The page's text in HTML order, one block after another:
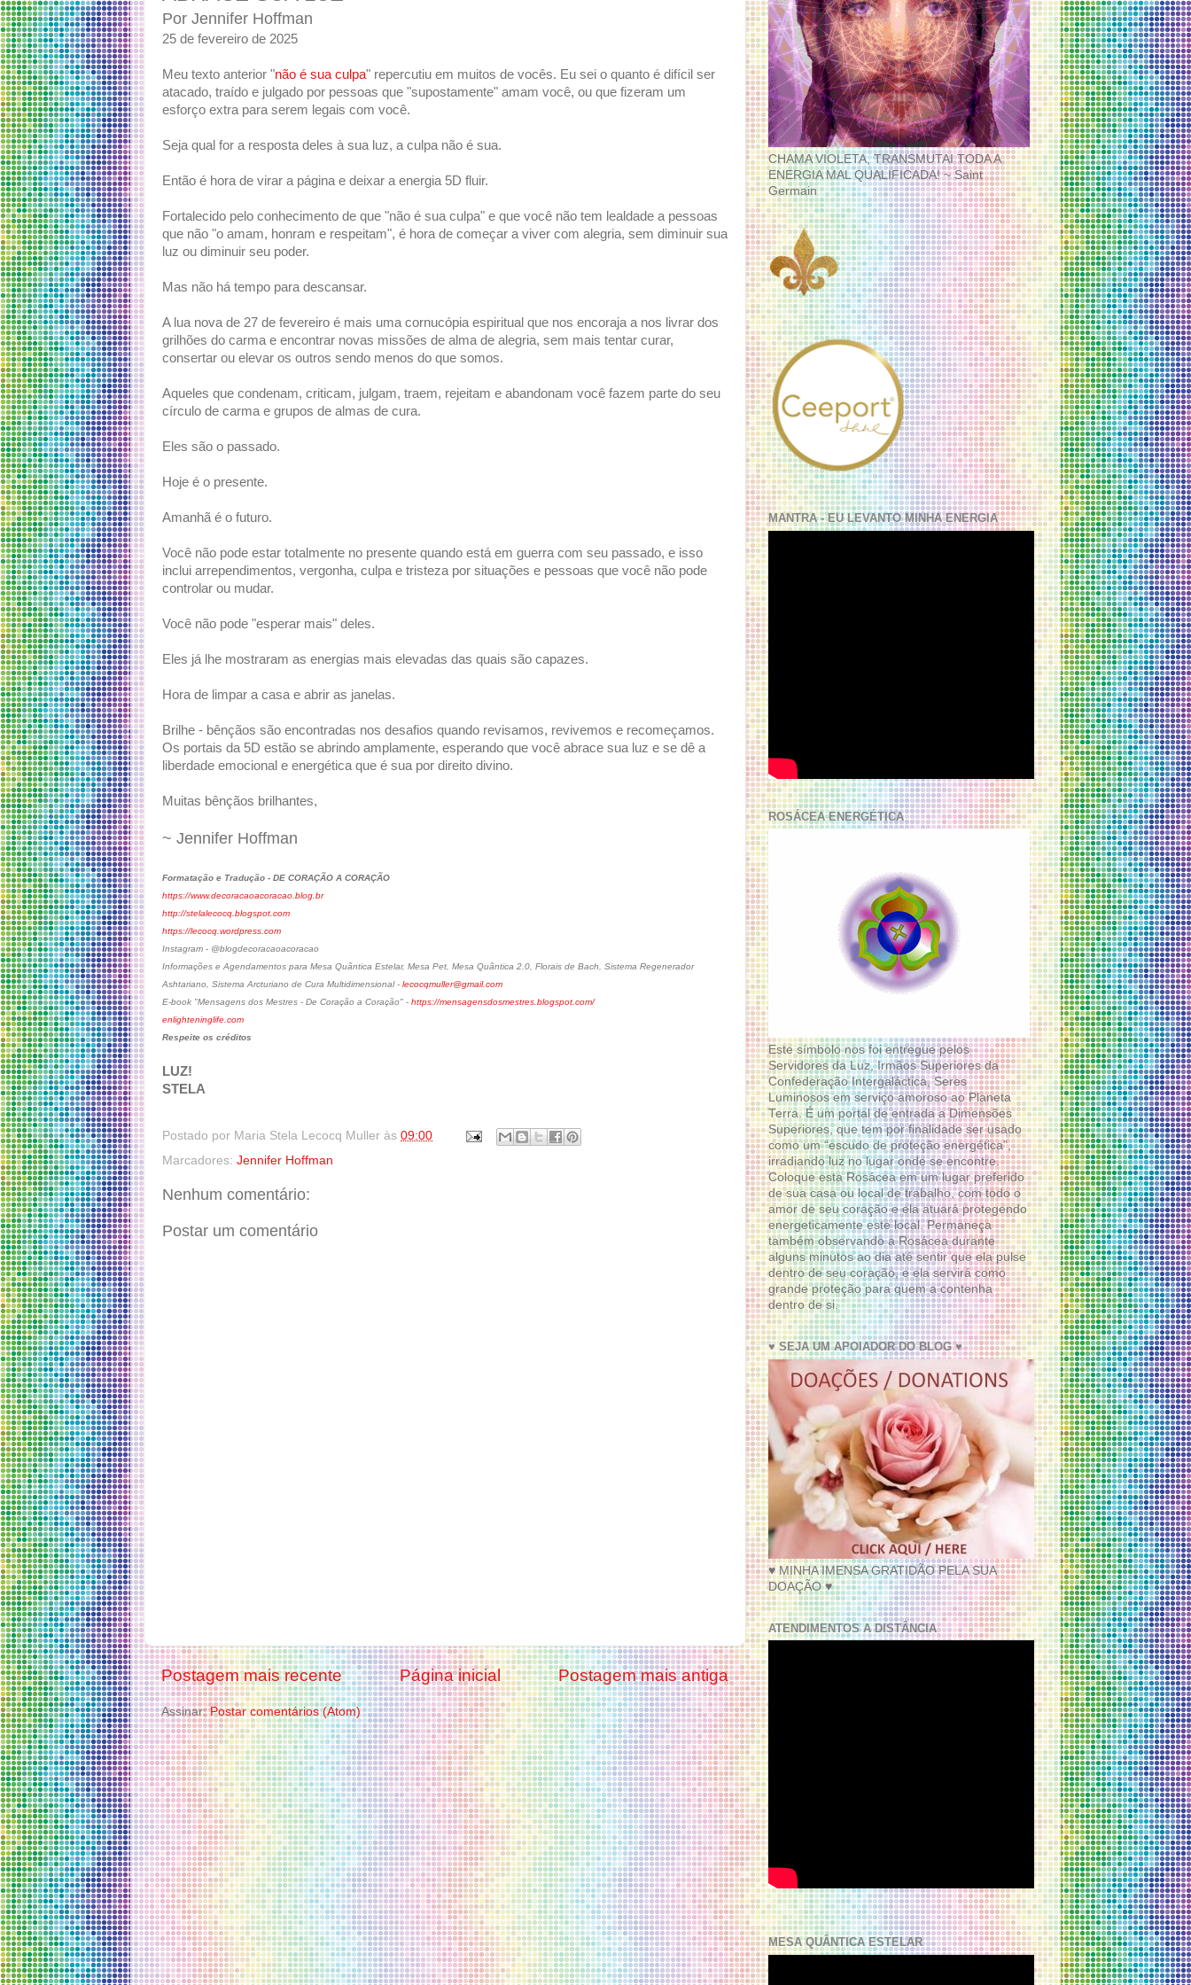
Por Jennifer Hoffman
25 de fevereiro de 2025
Meu texto anterior "não é sua culpa" repercutiu em muitos de vocês. Eu sei o quanto é difícil ser
atacado, traído e julgado por pessoas que "supostamente" amam você, ou que fizeram um
esforço extra para serem legais com você.
Seja qual for a resposta deles à sua luz, a culpa não é sua.
Então é hora de virar a página e deixar a energia 5D fluir.
Fortalecido pelo conhecimento de que "não é sua culpa" e que você não tem lealdade a pessoas
que não "o amam, honram e respeitam", é hora de começar a viver com alegria, sem diminuir sua
luz ou diminuir seu poder.
Mas não há tempo para descansar.
A lua nova de 27 de fevereiro é mais uma cornucópia espiritual que nos encoraja a nos livrar dos
grilhões do carma e encontrar novas missões de alma de alegria, sem mais tentar curar,
consertar ou elevar os outros sendo menos do que somos.
Aqueles que condenam, criticam, julgam, traem, rejeitam e abandonam você fazem parte do seu
círculo de carma e grupos de almas de cura.
Eles são o passado.
Hoje é o presente.
Amanhã é o futuro.
Você não pode estar totalmente no presente quando está em guerra com seu passado, e isso
inclui arrependimentos, vergonha, culpa e tristeza por situações e pessoas que você não pode
controlar ou mudar.
Você não pode "esperar mais" deles.
Eles já lhe mostraram as energias mais elevadas das quais são capazes.
Hora de limpar a casa e abrir as janelas.
Brilhe - bênçãos são encontradas nos desafios quando revisamos, revivemos e recomeçamos.
Os portais da 5D estão se abrindo amplamente, esperando que você abrace sua luz e se dê a
liberdade emocional e energética que é sua por direito divino.
Muitas bênçãos brilhantes,
~ Jennifer Hoffman
Formatação e Tradução - DE CORAÇÃO A CORAÇÃO
https://www.decoracaoacoracao.blog.br
http://stelalecocq.blogspot.com
https://lecocq.wordpress.com
Instagram - @blogdecoracaoacoracao
Informações e Agendamentos para Mesa Quântica Estelar, Mesa Pet, Mesa Quântica 2.0, Florais de Bach, Sistema Regenerador
Ashtariano, Sistema Arcturiano de Cura Multidimensional - lecocqmuller@gmail.com
E-book "Mensagens dos Mestres - De Coração a Coração" - https://mensagensdosmestres.blogspot.com/
enlighteninglife.com
Respeite os créditos
LUZ!
STELA
Postado por Maria Stela Lecocq Muller às 09:00
Marcadores: Jennifer Hoffman
Nenhum comentário:
Postar um comentário
Postagem mais recente Postagem mais antiga
Página inicial
Assinar:Postar comentários (Atom)
CHAMA VIOLETA, TRANSMUTAI TODA A
ENERGIA MAL QUALIFICADA! ~ Saint
Germain
MANTRA - EU LEVANTO MINHA ENERGIA
ROSÁCEA ENERGÉTICA
Este símbolo nos foi entregue pelos
Servidores da Luz, Irmãos Superiores da
Confederação Intergaláctica, Seres
Luminosos em serviço amoroso ao Planeta
Terra. É um portal de entrada a Dimensões
Superiores, que tem por finalidade ser usado
como um “escudo de proteção energética”,
irradiando luz no lugar onde se encontre.
Coloque esta Rosácea em um lugar preferido
de sua casa ou local de trabalho, com todo o
amor de seu coração e ela atuará protegendo
energeticamente este local. Permaneça
também observando a Rosácea durante
alguns minutos ao dia até sentir que ela pulse
dentro de seu coração, e ela servirá como
grande proteção para quem a contenha
dentro de si.
♥ SEJA UM APOIADOR DO BLOG ♥
♥ MINHA IMENSA GRATIDÃO PELA SUA
DOAÇÃO ♥
ATENDIMENTOS A DISTÂNCIA
MESA QUÂNTICA ESTELAR